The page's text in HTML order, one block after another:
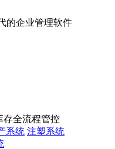
的企业管理软件
存全流程管控
系统 注塑系统